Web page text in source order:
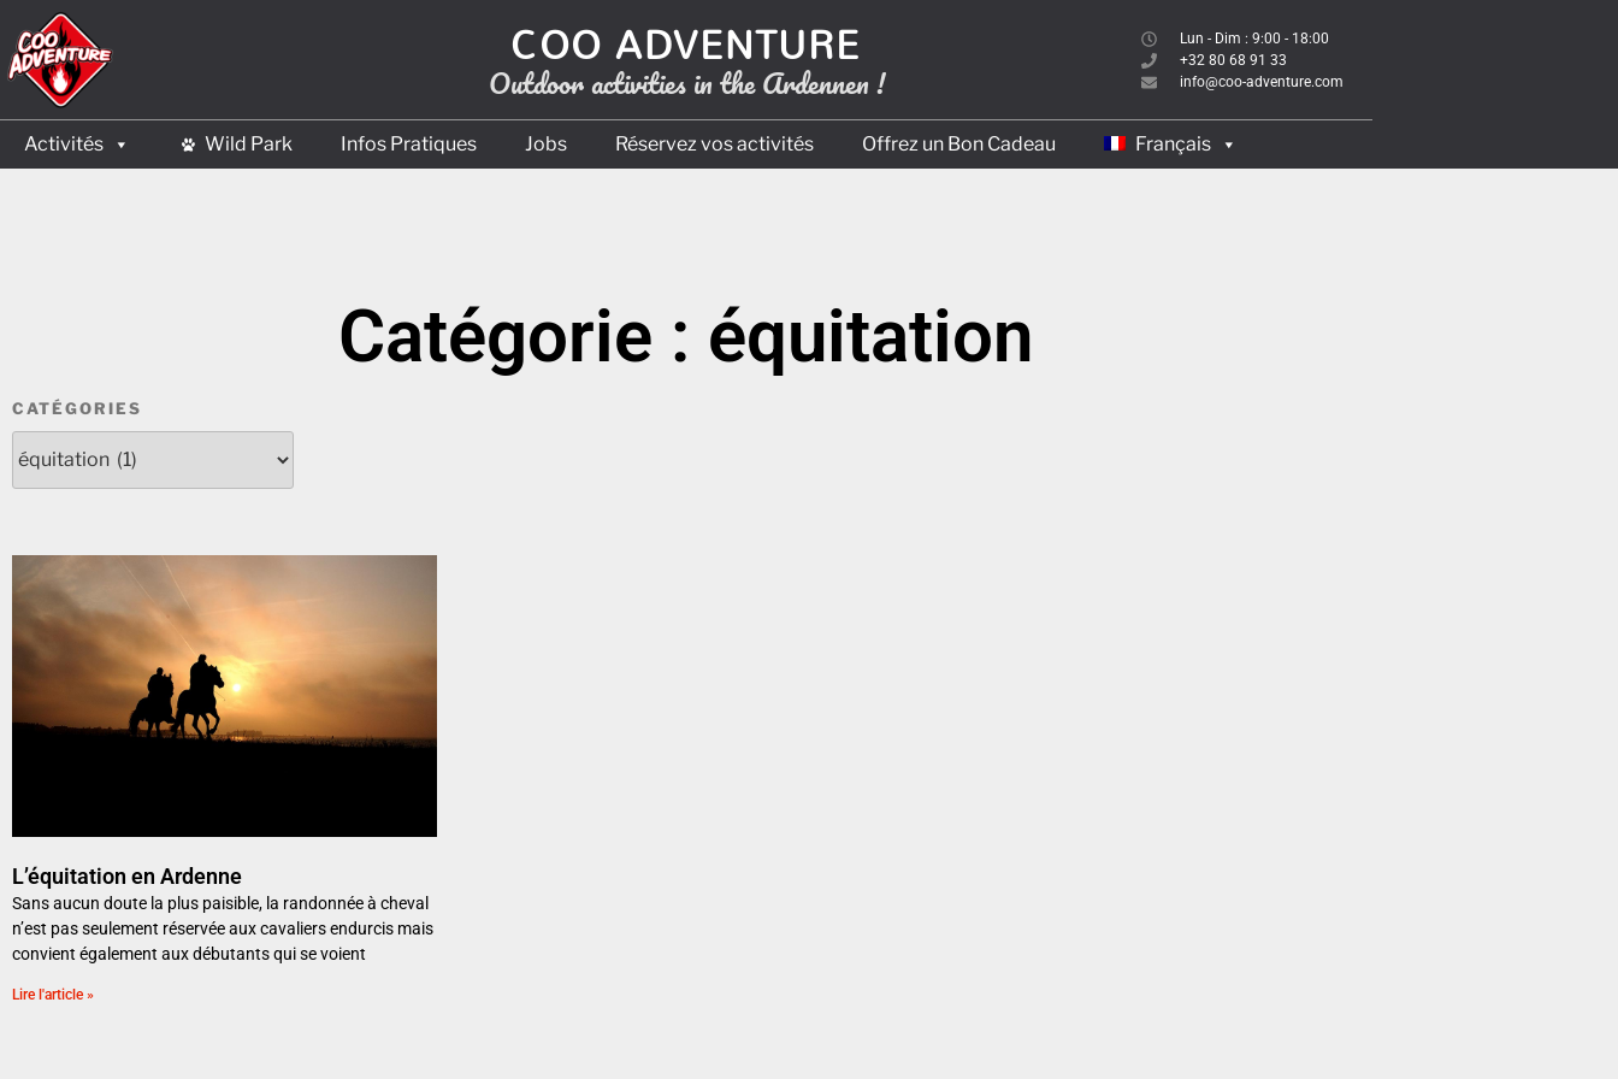
COO ADVENTURE
Outdoor activities in the Ardennen !
Lun - Dim : 9:00 - 18:00
+32 80 68 91 33
info@coo-adventure.com
Activités Wild Park Infos Pratiques Jobs Réservez vos activités Offrez un Bon Cadeau Français
Catégorie : équitation
CATÉGORIES
L’équitation en Ardenne
Sans aucun doute la plus paisible, la randonnée à cheval
n’est pas seulement réservée aux cavaliers endurcis mais
convient également aux débutants qui se voient
Lire l'article »